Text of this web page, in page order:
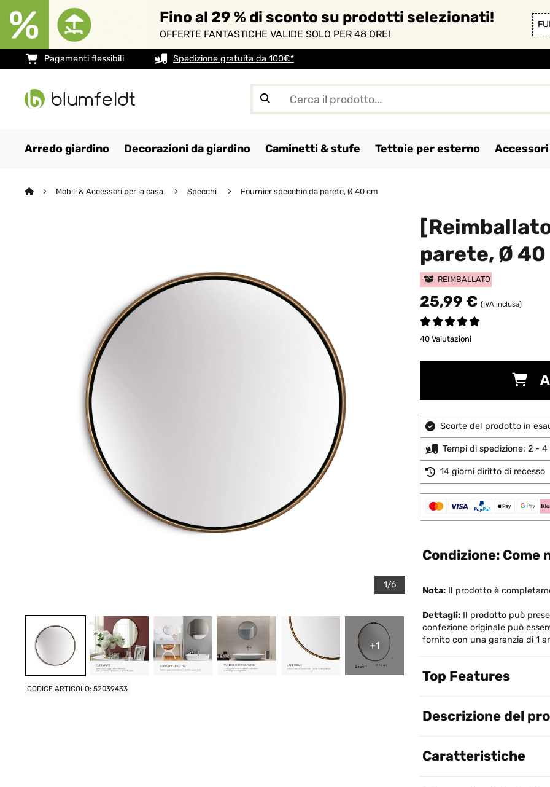
Fino al 29 % di sconto su prodotti selezionati!
OFFERTE FANTASTICHE VALIDE SOLO PER 48 ORE!
Pagamenti flessibili Spedizione gratuita da 100€*
Arredo giardino Decorazioni da giardino Caminetti & stufe Tettoie per esterno
Mobili & Accessori per la casa Specchi Fournier specchio da parete, Ø 40 cm
1/6
+1
CODICE ARTICOLO: 52039433
parete, Ø 40
REIMBALLATO
25,99 € (IVA inclusa)
40 Valutazioni
Scorte del prodotto in
Tempi di spedizione: 2 - 4
14 giorni diritto di recesso
Condizione: Come
Nota: Il prodotto è
Dettagli: Il prodotto può
confezione originale può
fornito con una garanzia di 1
Top Features
Descrizione del
Caratteristiche